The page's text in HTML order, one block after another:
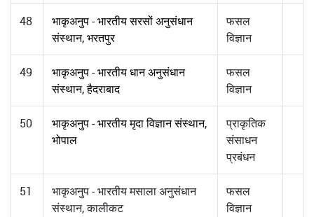
48
भाकृअनुप - भारतीय सरसों अनुसंधान
संस्थान, भरतपुर
फसल
विज्ञान
49
भाकृअनुप - भारतीय धान अनुसंधान
संस्थान, हैदराबाद
फसल
विज्ञान
50
भाकृअनुप - भारतीय मृदा विज्ञान संस्थान,
भोपाल
प्राकृतिक
संसाधन
प्रबंधन
51
भाकृअनुप - भारतीय मसाला अनुसंधान
संस्थान, कालीकट
फसल
विज्ञान